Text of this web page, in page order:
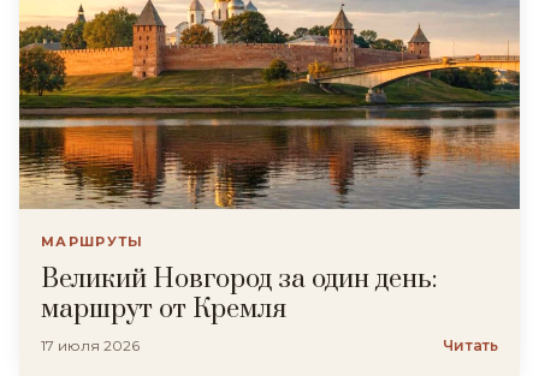
МАРШРУТЫ
Великий Новгород за один день:
маршрут от Кремля
17 июля 2026 Читать